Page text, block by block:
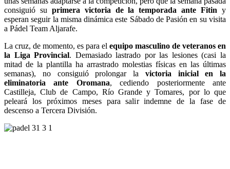
consiguió su primera victoria de la temporada ante Fitin y
esperan seguir la misma dinámica este Sábado de Pasión en su visita
a Pádel Team Aljarafe.
La cruz, de momento, es para el equipo masculino de veteranos en
la Liga Provincial. Demasiado lastrado por las lesiones (casi la
mitad de la plantilla ha arrastrado molestias físicas en las últimas
semanas), no consiguió prolongar la victoria inicial en la
eliminatoria ante Oromana, cediendo posteriormente ante
Castilleja, Club de Campo, Río Grande y Tomares, por lo que
peleará los próximos meses para salir indemne de la fase de
descenso a Tercera División.